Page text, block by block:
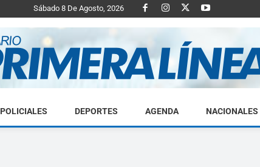
Sábado 8 De Agosto, 2026
Diario
POLICIALES DEPORTES AGENDA NACIONALES